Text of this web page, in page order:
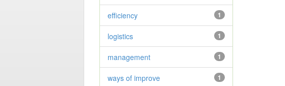
1
efficiency
1
logistics
1
management
1
ways of improve